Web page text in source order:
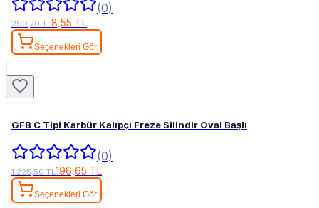
(0)
290,70 TL8,55 TL
Seçenekleri Gör
GFB C Tipi Karbür Kalıpçı Freze Silindir Oval Başlı
(0)
1.225,50 TL 196,65 TL
Seçenekleri Gör